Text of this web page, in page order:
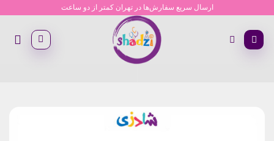
content
ارسال سریع سفارش‌ها در تهران کمتر از دو ساعت